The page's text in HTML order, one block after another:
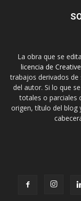
La obra que se
licencia de
trabajos derivados
del autor. Si lo que
totales o parciales
origen, título del blog